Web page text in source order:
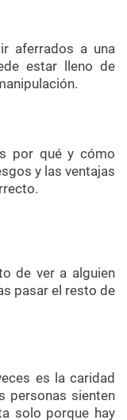
aferrados a una
estar lleno de
por qué y cómo
y las ventajas
de ver a alguien
pasar el resto de
es la caridad
personas sienten
solo porque hay